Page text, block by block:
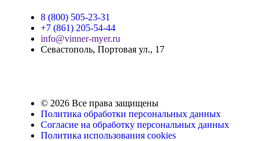
8 (800) 505-23-31
+7 (861) 205-54-44
info@vinner-myer.ru
Севастополь, Портовая ул., 17
© 2026 Все права защищены
Политика обработки персональных данных
Согласие на обработку персональных данных
Политика использования cookies